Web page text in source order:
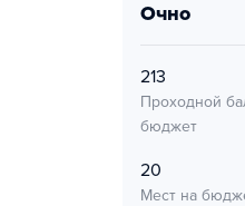
очно
213
Проходной
бюджет
20
Мест на